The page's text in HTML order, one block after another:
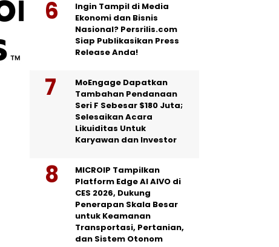
Ingin Tampil di Media
Ekonomi dan Bisnis
Nasional? Persrilis.com
Siap Publikasikan Press
Release Anda!
MoEngage Dapatkan
Tambahan Pendanaan
Seri F Sebesar $180 Juta;
Selesaikan Acara
Likuiditas Untuk
Karyawan dan Investor
MICROIP Tampilkan
Platform Edge AI AIVO di
CES 2026, Dukung
Penerapan Skala Besar
untuk Keamanan
Transportasi, Pertanian,
dan Sistem Otonom